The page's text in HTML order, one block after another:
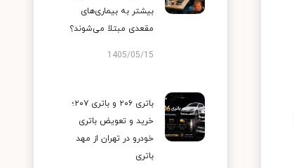
بیشتر به بیماری‌های
مقعدی مبتلا می‌شوند؟
1405/05/15
باتری ۲۰۶ و باتری ۲۰۷؛
خرید و تعویض باتری
خودرو در تهران از مهد
باتری